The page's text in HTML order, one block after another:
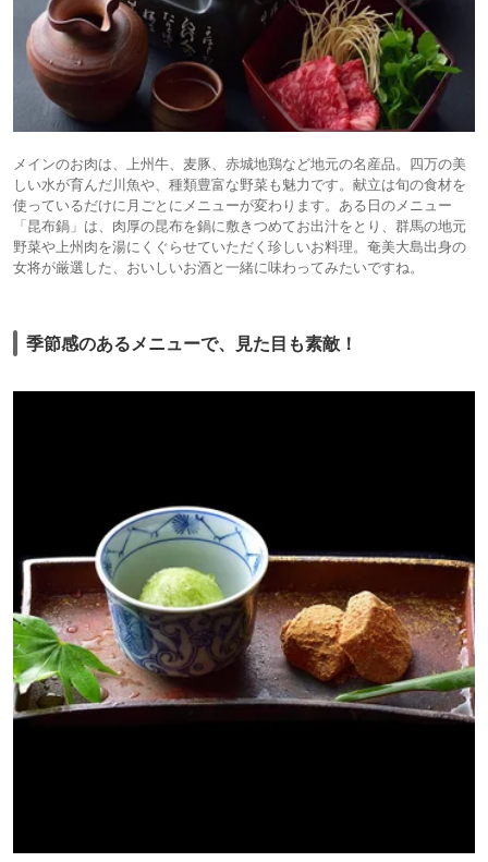
メインのお肉は、上州牛、麦豚、赤城地鶏など地元の名産品。四万の美
しい水が育んだ川魚や、種類豊富な野菜も魅力です。献立は旬の食材を
使っているだけに月ごとにメニューが変わります。ある日のメニュー
「昆布鍋」は、肉厚の昆布を鍋に敷きつめてお出汁をとり、群馬の地元
野菜や上州肉を湯にくぐらせていただく珍しいお料理。奄美大島出身の
女将が厳選した、おいしいお酒と一緒に味わってみたいですね。
季節感のあるメニューで、見た目も素敵！